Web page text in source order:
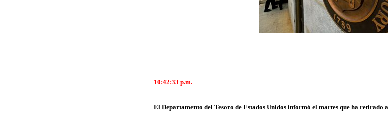
10:42:33 p.m.
El Departamento del Tesoro de Estados Unidos informó el martes que ha retirado